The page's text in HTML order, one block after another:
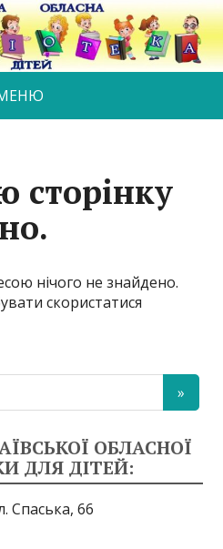
сторінку
нічого не знайдено.
скористатися
ОБЛАСНОЇ
ДЛЯ ДІТЕЙ:
Спаська, 66